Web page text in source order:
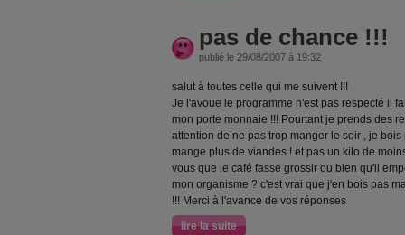
pas de chance !!!
publié le 29/08/2007 à 19:32
salut à toutes celle qui me suivent !!!
Je l'avoue le programme n'est pas respecté il
mon porte monnaie !!! Pourtant je prends des
attention de ne pas trop manger le soir , je
mange plus de viandes ! et pas un kilo de
vous que le café fasse grossir ou bien qu'il
mon organisme ? c'est vrai que j'en bois pas
!!! Merci à l'avance de vos réponses
lire la suite